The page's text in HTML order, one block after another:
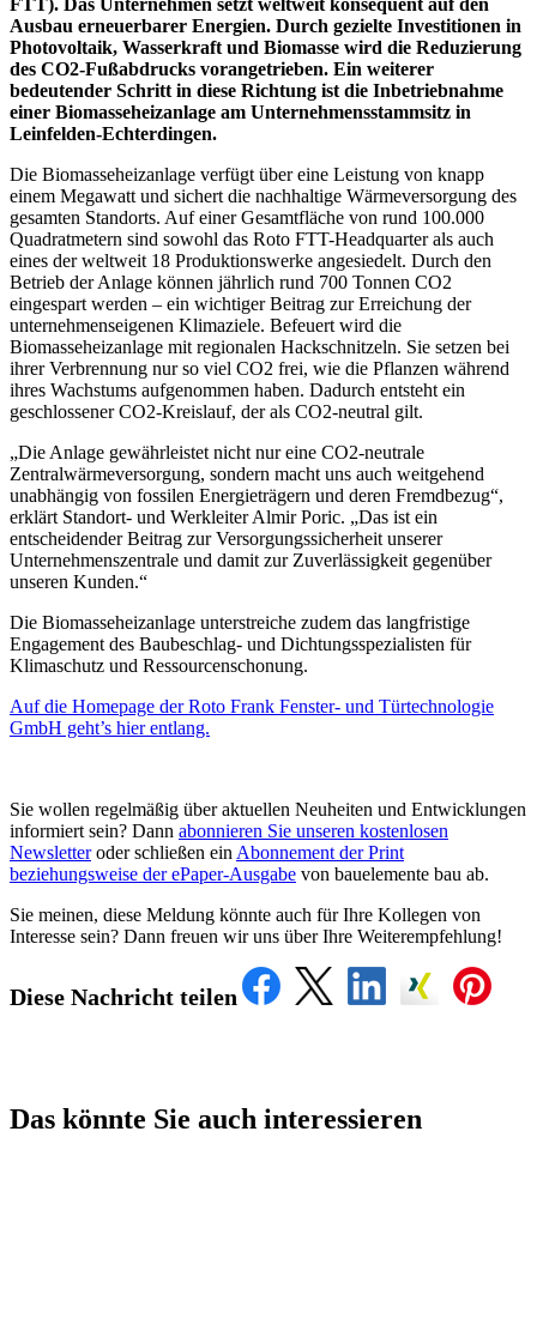
Messen und Veranstaltungen
Software für den Einsatz im Fensterbau und -
Sonnen- und Sichtschutzsysteme
Abonnement
Service
Archiv für Abonnenten
Probeheft Bestellung
Newsletter
Anzeigen
Stellenmarkt
An- und Verkauf
FTT). Das Unternehmen setzt weltweit konsequent auf den
Ausbau erneuerbarer Energien. Durch gezielte Investitionen in
Photovoltaik, Wasserkraft und Biomasse wird die Reduzierung
des CO2-Fußabdrucks vorangetrieben. Ein weiterer
bedeutender Schritt in diese Richtung ist die Inbetriebnahme
einer Biomasseheizanlage am Unternehmensstammsitz in
Leinfelden-Echterdingen.
Die Biomasseheizanlage verfügt über eine Leistung von knapp
einem Megawatt und sichert die nachhaltige Wärmeversorgung des
gesamten Standorts. Auf einer Gesamtfläche von rund 100.000
Quadratmetern sind sowohl das Roto FTT-Headquarter als auch
eines der weltweit 18 Produktionswerke angesiedelt. Durch den
Betrieb der Anlage können jährlich rund 700 Tonnen CO2
eingespart werden – ein wichtiger Beitrag zur Erreichung der
unternehmenseigenen Klimaziele. Befeuert wird die
Biomasseheizanlage mit regionalen Hackschnitzeln. Sie setzen bei
ihrer Verbrennung nur so viel CO2 frei, wie die Pflanzen während
ihres Wachstums aufgenommen haben. Dadurch entsteht ein
geschlossener CO2-Kreislauf, der als CO2-neutral gilt.
„Die Anlage gewährleistet nicht nur eine CO2-neutrale
Zentralwärmeversorgung, sondern macht uns auch weitgehend
unabhängig von fossilen Energieträgern und deren Fremdbezug“,
erklärt Standort- und Werkleiter Almir Poric. „Das ist ein
entscheidender Beitrag zur Versorgungssicherheit unserer
Unternehmenszentrale und damit zur Zuverlässigkeit gegenüber
unseren Kunden.“
Die Biomasseheizanlage unterstreiche zudem das langfristige
Engagement des Baubeschlag- und Dichtungsspezialisten für
Klimaschutz und Ressourcenschonung.
Auf die Homepage der Roto Frank Fenster- und Türtechnologie
GmbH geht’s hier entlang.
Sie wollen regelmäßig über aktuellen Neuheiten und Entwicklungen
informiert sein? Dann abonnieren Sie unseren kostenlosen
Newsletteroder schließen einAbonnement der Print
beziehungsweise der ePaper-Ausgabe von bauelemente bau ab.
Sie meinen, diese Meldung könnte auch für Ihre Kollegen von
Interesse sein? Dann freuen wir uns über Ihre Weiterempfehlung!
Diese Nachricht teilen
Das könnte Sie auch interessieren